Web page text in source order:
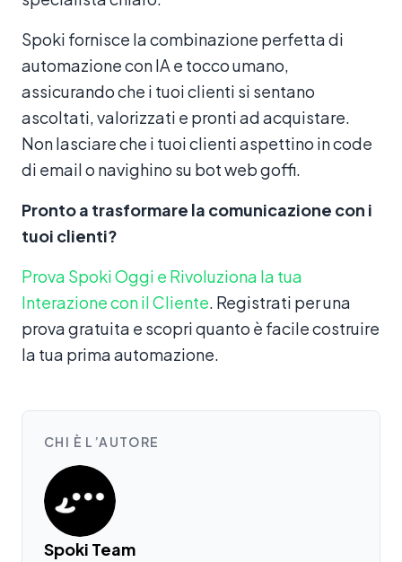
Spoki fornisce la combinazione perfetta di
automazione con IA e tocco umano,
assicurando che i tuoi clienti si sentano
ascoltati, valorizzati e pronti ad acquistare.
Non lasciare che i tuoi clienti aspettino in code
di email o navighino su bot web goffi.
Pronto a trasformare la comunicazione con i
tuoi clienti?
Prova Spoki Oggi e Rivoluziona la tua
Interazione con il Cliente. Registrati per una
prova gratuita e scopri quanto è facile costruire
la tua prima automazione.
CHI È L’AUTORE
Spoki Team